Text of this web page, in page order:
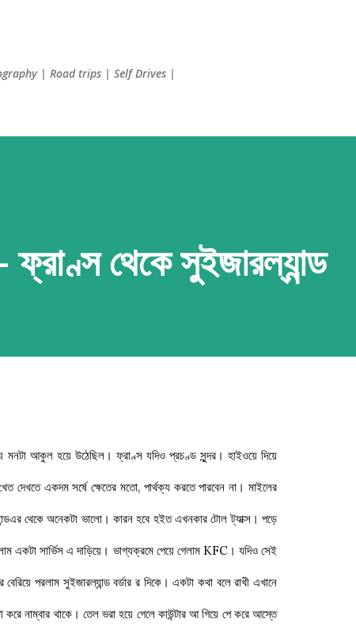
| Road trips | Self Drives |
ফ্রাণ্স থেকে সুইজারল্যান্ড
মনটা আকুল হয়ে উঠেছিল। ফ্রাণ্স যদিও প্রচণ্ড সুন্দর। হাইওয়ে দিয়ে
দেখতে একদম সর্ষে ক্ষেতের মতো, পার্থক্য করতে পারবেন না। মাইলের
থেকে অনেকটা ভালো। কারন হবে হইত এখনকার টোল ট্যাক্স। পড়ে
একটা সার্ভিস এ দাড়িয়ে। ভাগ্যক্রমে পেয়ে গেলাম KFC। যদিও সেই
পরলাম সুইজারল্যান্ড বর্ডার র দিকে। একটা কথা বলে রাখী এখানে
নাম্বার থাকে। তেল ভরা হয়ে গেলে কাউন্টার আ গিয়ে পে করে আস্তে